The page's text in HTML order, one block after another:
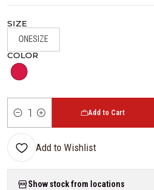
SIZE
ONESIZE
COLOR
Quantity
Add to Cart
Add to Wishlist
Show stock from locations